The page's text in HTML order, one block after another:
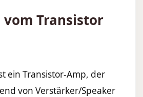
vom Transistor
ein Transistor-Amp, der
von Verstärker/Speaker